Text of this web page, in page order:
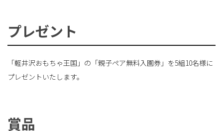
プレゼント
「軽井沢おもちゃ王国」の「親子ペア無料入園券」を5組10名様に
プレゼントいたします。
賞品